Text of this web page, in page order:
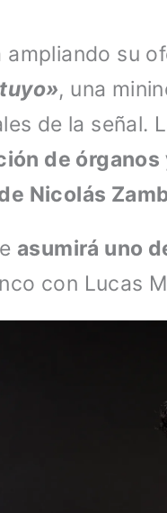
ampliando su
, una
de la señal.
de órganos
Nicolás
asumirá uno
con Lucas